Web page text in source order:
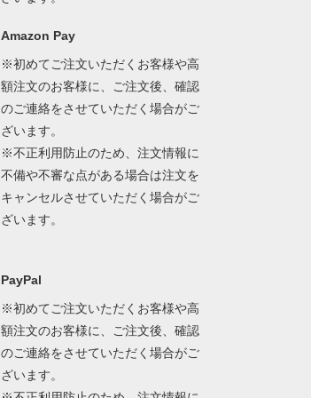
Amazon Pay
※初めてご注文いただくお客様や高
額注文のお客様に、ご注文後、確認
のご連絡をさせていただく場合がご
ざいます。
※不正利用防止のため、注文情報に
不備や不審な点がある場合は注文を
キャンセルさせていただく場合がご
ざいます。
PayPal
※初めてご注文いただくお客様や高
額注文のお客様に、ご注文後、確認
のご連絡をさせていただく場合がご
ざいます。